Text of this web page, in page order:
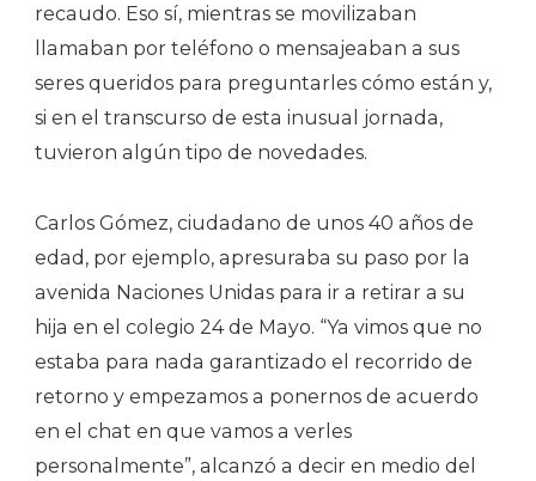
recaudo. Eso sí, mientras se movilizaban
llamaban por teléfono o mensajeaban a sus
seres queridos para preguntarles cómo están y,
si en el transcurso de esta inusual jornada,
tuvieron algún tipo de novedades.
Carlos Gómez, ciudadano de unos 40 años de
edad, por ejemplo, apresuraba su paso por la
avenida Naciones Unidas para ir a retirar a su
hija en el colegio 24 de Mayo. “Ya vimos que no
estaba para nada garantizado el recorrido de
retorno y empezamos a ponernos de acuerdo
en el chat en que vamos a verles
personalmente”, alcanzó a decir en medio del